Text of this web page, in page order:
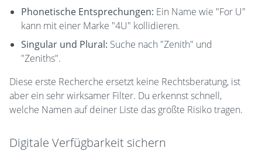
Phonetische Entsprechungen: Ein Name wie "For U"
kann mit einer Marke "4U" kollidieren.
Singular und Plural: Suche nach "Zenith" und
"Zeniths".
Diese erste Recherche ersetzt keine Rechtsberatung, ist
aber ein sehr wirksamer Filter. Du erkennst schnell,
welche Namen auf deiner Liste das größte Risiko tragen.
Digitale Verfügbarkeit sichern